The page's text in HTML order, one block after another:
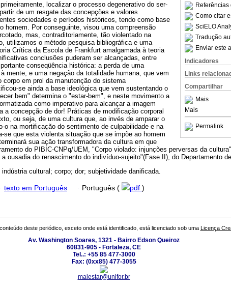
Referências
Como citar
SciELO
Tradução
Enviar este
Indicadores
Links
Compartilhar
Mais
Mais
Permalink
localizar o processo degenerativo do ser-
de um resgate das concepções e valores
sociedades e períodos históricos, tendo como base
homem. Por conseguinte, visou uma compreensão
mas, contraditoriamente, tão violentado na
utilizamos o método pesquisa bibliográfica e uma
Crítica da Escola de Frankfurt amalgamada à teoria
conclusões puderam ser alcançadas, entre
conseqüência histórica: a perda de uma
mente, e uma negação da totalidade humana, que vem
corpo em prol da manutenção do sistema
se ainda a base ideológica que vem sustentando o
bem" determina o "estar-bem", e neste movimento a
como imperativo para alcançar a imagem
a concepção de dor! Práticas de modificação corporal
ou seja, de uma cultura que, ao invés de amparar o
o na mortificação do sentimento de culpabilidade e na
se que esta violenta situação que se impõe ao homem
sua ação transformadora da cultura em que
do PIBIC-CNPq/UEM, "Corpo violado: injunções perversas da
ousadia do renascimento do indivíduo-sujeito"(Fase II), do Departamento
indústria cultural; corpo; dor; subjetividade danificada.
· texto em Português · Português ( pdf )
deste periódico, exceto onde está identificado, está licenciado sob uma Licença
Av. Washington Soares, 1321 - Bairro Edson Queiroz
60831-905 - Fortaleza, CE
Tel..: +55 85 477-3000
Fax: (0xx85) 477-3055
malestar@unifor.br